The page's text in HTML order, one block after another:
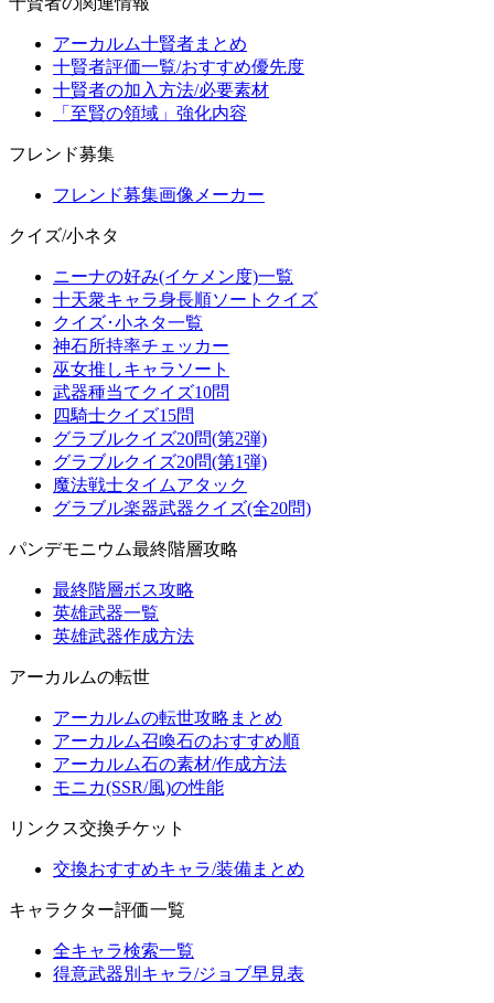
アーカルム十賢者まとめ
十賢者評価一覧/おすすめ優先度
十賢者の加入方法/必要素材
「至賢の領域」強化内容
フレンド募集
フレンド募集画像メーカー
クイズ/小ネタ
ニーナの好み(イケメン度)一覧
十天衆キャラ身長順ソートクイズ
クイズ･小ネタ一覧
神石所持率チェッカー
巫女推しキャラソート
武器種当てクイズ10問
四騎士クイズ15問
グラブルクイズ20問(第2弾)
グラブルクイズ20問(第1弾)
魔法戦士タイムアタック
グラブル楽器武器クイズ(全20問)
パンデモニウム最終階層攻略
最終階層ボス攻略
英雄武器一覧
英雄武器作成方法
アーカルムの転世
アーカルムの転世攻略まとめ
アーカルム召喚石のおすすめ順
アーカルム石の素材/作成方法
モニカ(SSR/風)の性能
リンクス交換チケット
交換おすすめキャラ/装備まとめ
キャラクター評価一覧
全キャラ検索一覧
得意武器別キャラ/ジョブ早見表